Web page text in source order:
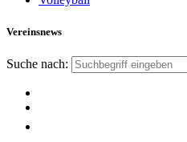
Vereinsnews
Suche nach: